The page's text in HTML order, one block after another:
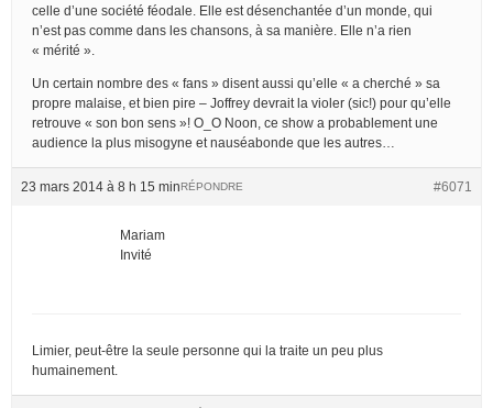
celle d’une société féodale. Elle est désenchantée d’un monde, qui
n’est pas comme dans les chansons, à sa manière. Elle n’a rien
« mérité ».
Un certain nombre des « fans » disent aussi qu’elle « a cherché » sa
propre malaise, et bien pire – Joffrey devrait la violer (sic!) pour qu’elle
retrouve « son bon sens »! O_O Noon, ce show a probablement une
audience la plus misogyne et nauséabonde que les autres…
23 mars 2014 à 8 h 15 min #6071
RÉPONDRE
Mariam
Invité
Limier, peut-être la seule personne qui la traite un peu plus
humainement.